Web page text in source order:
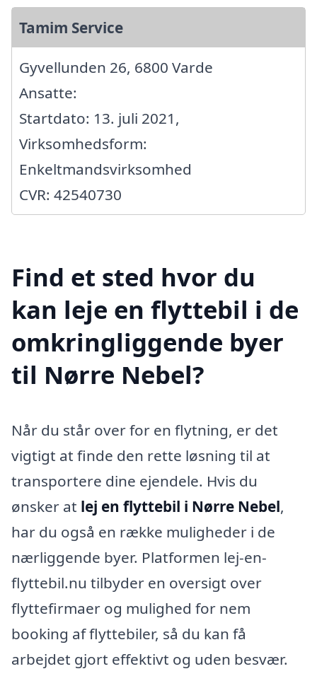
Tamim Service
Gyvellunden 26, 6800 Varde
Ansatte:
Startdato: 13. juli 2021,
Virksomhedsform:
Enkeltmandsvirksomhed
CVR: 42540730
Find et sted hvor du
kan leje en flyttebil i de
omkringliggende byer
til Nørre Nebel?
Når du står over for en flytning, er det
vigtigt at finde den rette løsning til at
transportere dine ejendele. Hvis du
ønsker at lej en flyttebil i Nørre Nebel,
har du også en række muligheder i de
nærliggende byer. Platformen lej-en-
flyttebil.nu tilbyder en oversigt over
flyttefirmaer og mulighed for nem
booking af flyttebiler, så du kan få
arbejdet gjort effektivt og uden besvær.